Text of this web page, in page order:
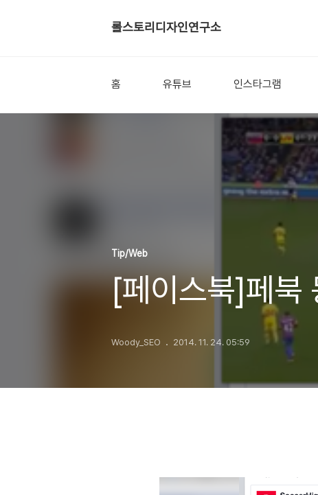
롤스토리디자인연구소
홈 유튜브 인스타그램
Tip/Web
[페이스북]페북
Woody_SEO 2014. 11. 24. 05:59